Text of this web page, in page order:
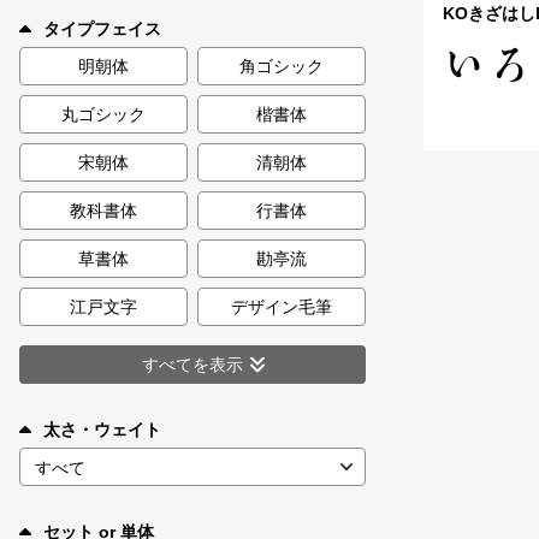
カート 0
マイページ
お気に入り
ご利用ガイド
お問い合わせ
タイプフェイス
明朝体
角ゴシック
丸ゴシック 楷書体
宋朝体 清朝体
教科書体 行書体
草書体 勘亭流
江戸文字 デザイン毛筆
すべてを表示
太さ・ウェイト
セット or 単体
KOきざは